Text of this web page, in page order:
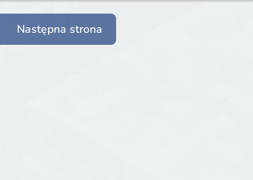
Następna strona